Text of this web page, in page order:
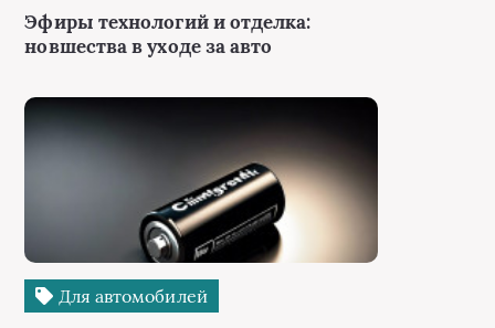
Эфиры технологий и отделка:
новшества в уходе за авто
Для автомобилей